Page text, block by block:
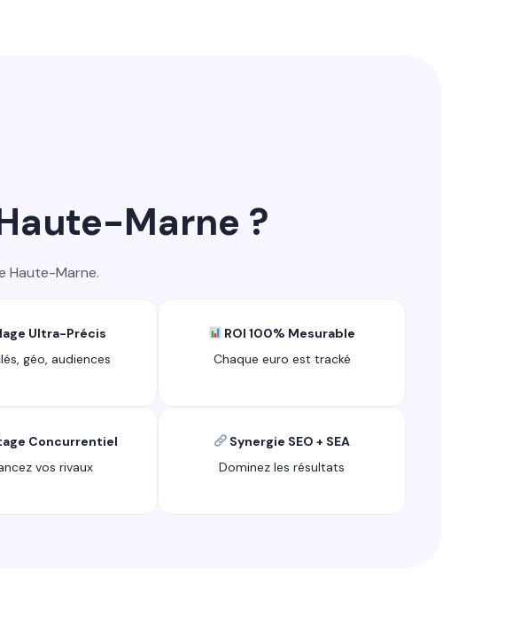
Marne ?
Haute-Marne.
Ultra-Précis
géo, audiences
ROI 100% Mesurable
Chaque euro est tracké
Concurrentiel
vos rivaux
Synergie SEO + SEA
Dominez les résultats